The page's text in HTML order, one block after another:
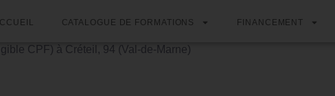
CATALOGUE DE FORMATIONS FINANCEMENT
CPF) à Créteil, 94 (Val-de-Marne)